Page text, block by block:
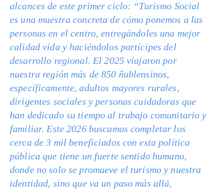
alcances de este primer ciclo: “Turismo Social
es una muestra concreta de cómo ponemos a las
personas en el centro, entregándoles una mejor
calidad vida y haciéndolos partícipes del
desarrollo regional. El 2025 viajaron por
nuestra región más de 850 ñublensinos,
específicamente, adultos mayores rurales,
dirigentes sociales y personas cuidadoras que
han dedicado su tiempo al trabajo comunitario y
familiar. Este 2026 buscamos completar los
cerca de 3 mil beneficiados con esta política
pública que tiene un fuerte sentido humano,
donde no solo se promueve el turismo y nuestra
identidad, sino que va un paso más allá,